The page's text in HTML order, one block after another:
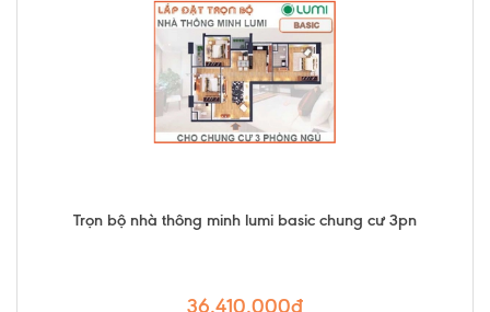
Trọn bộ nhà thông minh lumi basic chung cư 3pn
36.410.000₫